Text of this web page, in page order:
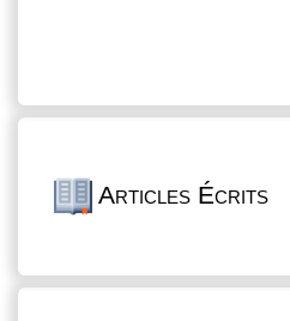
Articles Écrits